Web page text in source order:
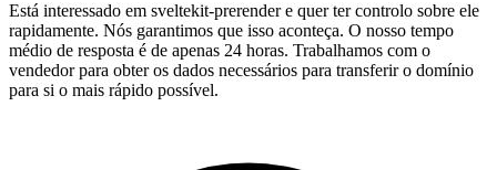
Está interessado em sveltekit-prerender e quer ter controlo sobre ele
rapidamente. Nós garantimos que isso aconteça. O nosso tempo
médio de resposta é de apenas 24 horas. Trabalhamos com o
vendedor para obter os dados necessários para transferir o domínio
para si o mais rápido possível.